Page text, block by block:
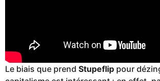
Le biais que prend Stupeflip pour